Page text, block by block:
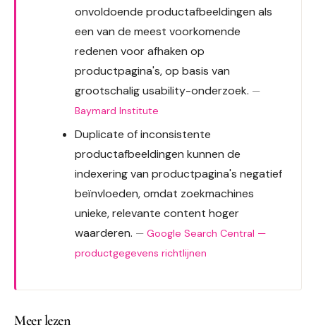
onvoldoende productafbeeldingen als
een van de meest voorkomende
redenen voor afhaken op
productpagina's, op basis van
grootschalig usability-onderzoek. —
Baymard Institute
Duplicate of inconsistente
productafbeeldingen kunnen de
indexering van productpagina's negatief
beïnvloeden, omdat zoekmachines
unieke, relevante content hoger
waarderen. — Google Search Central —
productgegevens richtlijnen
Meer lezen